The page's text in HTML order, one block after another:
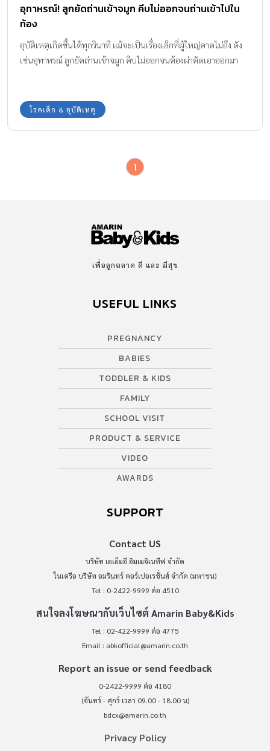
อุทาหรณ์! ลูกยัดถ่านเข้าจมูก คีบไม่ออกจนถ่านเข้าไปใน
ท้อง
อุบัติเหตุเกิดขึ้นได้ทุกวินาที แม้จะเป็นเรื่องเล็กที่ผู้ใหญ่คาดไม่ถึง ดัง
เช่นอุทาหรณ์ ลูกยัดถ่านเข้าจมูก คีบไม่ออกจนต้องผ่าตัดเอาออกมา
โรคเด็ก & อุบัติเหตุ
1
เพื่อลูกฉลาด ดี และ มีสุข
USEFUL LINKS
PREGNANCY
BABIES
TODDLER & KIDS
FAMILY
SCHOOL VISIT
PRODUCT & SERVICE
VIDEO
AWARDS
SUPPORT
Contact US
บริษัท เอเอ็มอี อิมเมจิเนทีฟ จำกัด
ในเครือ บริษัท อมรินทร์ คอร์เปอเรชั่นส์ จำกัด (มหาชน)
Tel : 0-2422-9999 ต่อ 4510
สนใจลงโฆษณากับเว็บไซต์ Amarin Baby&Kids
Tel : 02-422-9999 ต่อ 4775
Email : abkofficial@amarin.co.th
Report an issue or send feedback
0-2422-9999 ต่อ 4180
(จันทร์ - ศุกร์ เวลา 09.00 - 18.00 น)
bdcx@amarin.co.th
Privacy Policy